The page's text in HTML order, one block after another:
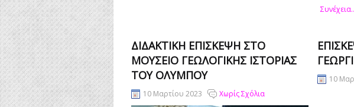
Συνέχεια..
ΔΙΔΑΚΤΙΚΗ ΕΠΙΣΚΕΨΗ ΣΤΟ
ΜΟΥΣΕΙΟ ΓΕΩΛΟΓΙΚΗΣ ΙΣΤΟΡΙΑΣ
ΤΟΥ ΟΛΥΜΠΟΥ
10 Μαρτίου 2023 Χωρίς Σχόλια
10